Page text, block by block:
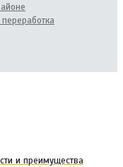
и преимущества